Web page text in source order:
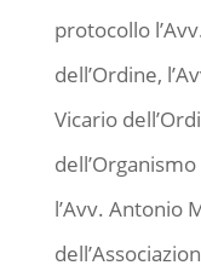
protocollo
dell’Ordine,
Vicario
l’Avv. Antonio